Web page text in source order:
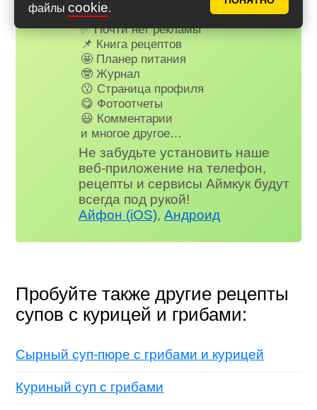
файлы cookie.
Для всех, кто в клубе...
✅ Почти нет рекламы
📌 Книга рецептов
🤩 Планер питания
🤓 Журнал
😗 Страница профиля
😋 Фотоотчеты
😃 Комментарии
и многое другое…
Не забудьте установить наше
веб-приложение на телефон,
рецепты и сервисы Аймкук будут
всегда под рукой!
Айфон (iOS),Андроид
Пробуйте также другие рецепты
супов с курицей и грибами:
Сырный суп-пюре с грибами и курицей
Куриный суп с грибами